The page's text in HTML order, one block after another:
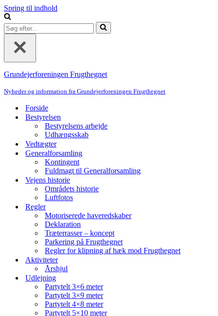
Spring til indhold
Søg
efter...
Grundejerforeningen Frugthegnet
Nyheder og information fra Grundejerforeningen Frugthegnet
Forside
Bestyrelsen
Bestyrelsens arbejde
Udhængsskab
Vedtægter
Generalforsamling
Kontingent
Fuldmagt til Generalforsamling
Vejens historie
Områdets historie
Luftfotos
Regler
Motoriserede haveredskaber
Deklaration
Træterrasser – koncept
Parkering på Frugthegnet
Regler for klipning af hæk mod Frugthegnet
Aktiviteter
Årshjul
Udlejning
Partytelt 3×6 meter
Partytelt 3×9 meter
Partytelt 4×8 meter
Partytelt 5×10 meter